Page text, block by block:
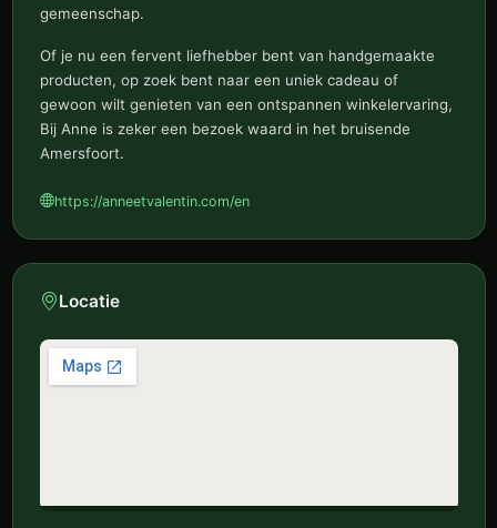
gemeenschap.
Of je nu een fervent liefhebber bent van handgemaakte
producten, op zoek bent naar een uniek cadeau of
gewoon wilt genieten van een ontspannen winkelervaring,
Bij Anne is zeker een bezoek waard in het bruisende
Amersfoort.
https://anneetvalentin.com/en
Locatie